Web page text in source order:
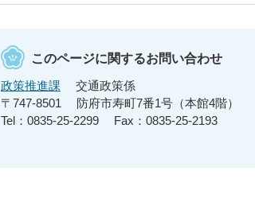
このページに関するお問い合わせ
政策推進課
交通政策係
〒747-8501
防府市寿町7番1号（本館4階）
Tel：0835-25-2299
Fax：0835-25-2193